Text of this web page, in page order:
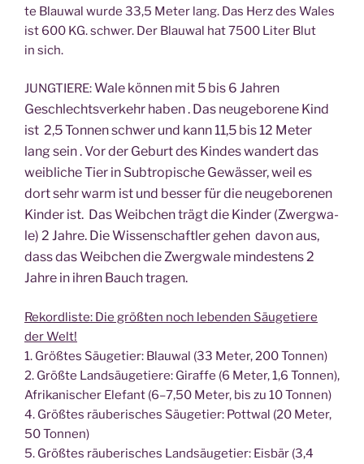
te Blau­wal wur­de 33,5 Meter lang. Das Herz des Wales
ist 600 KG. schwer. Der Blau­wal hat 7500 Liter Blut
in sich.
JUNGTIERE:Wale kön­nen mit 5 bis 6 Jah­ren
Geschlechts­ver­kehr haben . Das neu­ge­bo­re­ne Kind
ist 2,5 Ton­nen schwer und kann 11,5 bis 12 Meter
lang sein . Vor der Geburt des Kin­des wan­dert das
weib­li­che Tier in Sub­tro­pi­sche Gewäs­ser, weil es
dort sehr warm ist und bes­ser für die neu­ge­bo­re­nen
Kin­der ist. Das Weib­chen trägt die Kin­der (Zwerg­wa­
le) 2 Jah­re. Die Wis­sen­schaft­ler gehen davon aus,
dass das Weib­chen die Zwerg­wa­le min­des­tens 2
Jah­re in ihren Bauch tragen.
Rekord­lis­te: Die größ­ten noch leben­den Säu­ge­tie­re
der Welt!
1. Größ­tes Säu­ge­tier: Blau­wal (33 Meter, 200 Tonnen)
2. Größ­te Land­säu­ge­tie­re: Giraf­fe (6 Meter, 1,6 Ton­nen),
Afri­ka­ni­scher Ele­fant (6–7,50 Meter, bis zu 10 Tonnen)
4. Größ­tes räu­be­ri­sches Säu­ge­tier: Pott­wal (20 Meter,
50 Tonnen)
5. Größ­tes räu­be­ri­sches Land­säu­ge­tier: Eis­bär (3,4